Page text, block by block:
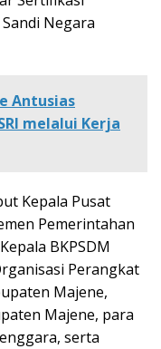
Negara
Antusias
melalui Kerja
Kepala Pusat
Pemerintahan
BKPSDM
Perangkat
Majene,
Majene, para
serta